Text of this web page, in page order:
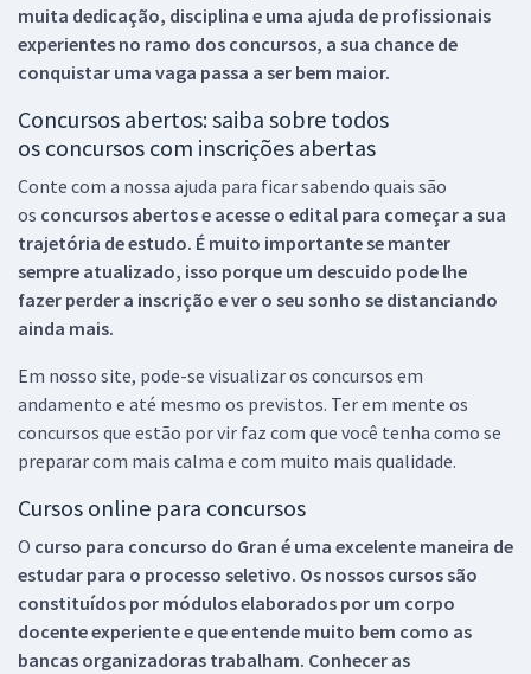
muita dedicação, disciplina e uma ajuda de profissionais
experientes no ramo dos concursos, a sua chance de
conquistar uma vaga passa a ser bem maior.
Concursos abertos: saiba sobre todos
os concursos com inscrições abertas
Conte com a nossa ajuda para ficar sabendo quais são
os concursos abertos e acesse o edital para começar a sua
trajetória de estudo. É muito importante se manter
sempre atualizado, isso porque um descuido pode lhe
fazer perder a inscrição e ver o seu sonho se distanciando
ainda mais.
Em nosso site, pode-se visualizar os concursos em
andamento e até mesmo os previstos. Ter em mente os
concursos que estão por vir faz com que você tenha como se
preparar com mais calma e com muito mais qualidade.
Cursos online para concursos
O curso para concurso do Gran é uma excelente maneira de
estudar para o processo seletivo. Os nossos cursos são
constituídos por módulos elaborados por um corpo
docente experiente e que entende muito bem como as
bancas organizadoras trabalham. Conhecer as